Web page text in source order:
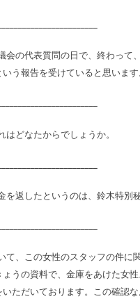
の代表質問の日で、終わって、
う報告を受けていると思います
どなたからでしょうか。
返したというのは、鈴木特別秘
、この女性のスタッフの件に
うの資料で、金庫をあけた女
ただいております。この確認